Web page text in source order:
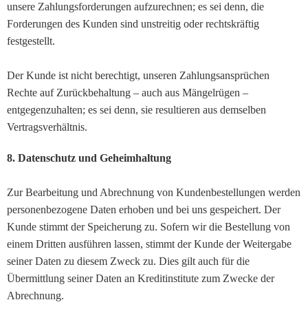
unsere Zahlungsforderungen aufzurechnen; es sei denn, die
Forderungen des Kunden sind unstreitig oder rechtskräftig
festgestellt.
Der Kunde ist nicht berechtigt, unseren Zahlungsansprüchen
Rechte auf Zurückbehaltung – auch aus Mängelrügen –
entgegenzuhalten; es sei denn, sie resultieren aus demselben
Vertragsverhältnis.
8. Datenschutz und Geheimhaltung
Zur Bearbeitung und Abrechnung von Kundenbestellungen werden
personenbezogene Daten erhoben und bei uns gespeichert. Der
Kunde stimmt der Speicherung zu. Sofern wir die Bestellung von
einem Dritten ausführen lassen, stimmt der Kunde der Weitergabe
seiner Daten zu diesem Zweck zu. Dies gilt auch für die
Übermittlung seiner Daten an Kreditinstitute zum Zwecke der
Abrechnung.